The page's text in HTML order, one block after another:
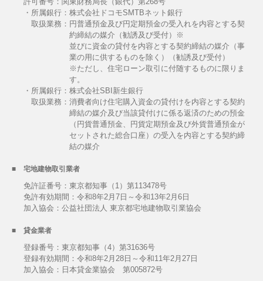
・所属銀行：株式会社ドコモSMTBネット銀行
取扱業務： 円普通預金及び円定期預金の受入れを内容とする契
約締結の媒介（勧誘及び受付）※
並びに資金の貸付を内容とする契約締結の媒介（事
業の用に供するものを除く）（勧誘及び受付）
※ただし、住宅ローン取引に付随するものに限りま
す。
・所属銀行：株式会社SBI新生銀行
取扱業務： 消費者向け住宅購入資金の貸付けを内容とする契約
締結の媒介及び当該貸付けに係る返済のための預金
（円貨普通預金、円貨定期預金及び外貨普通預金が
セットされた総合口座）の受入を内容とする契約締
結の媒介
宅地建物取引業者
免許証番号：東京都知事（1）第113478号
免許有効期間：令和8年2月7日～令和13年2月6日
加入協会：公益社団法人 東京都宅地建物取引業協会
貸金業者
登録番号：東京都知事（4）第31636号
登録有効期間：令和8年2月28日～令和11年2月27日
加入協会：日本貸金業協会 第005872号